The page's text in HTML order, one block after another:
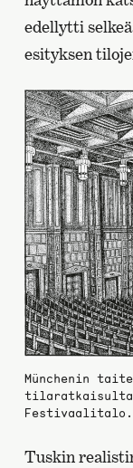
edellytti
esityksen
Münchenin
Festivaalitalo.
Tuskin